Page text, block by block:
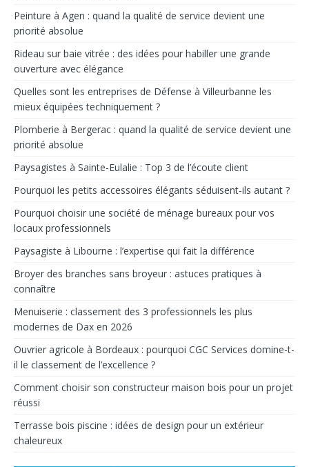
Peinture à Agen : quand la qualité de service devient une
priorité absolue
Rideau sur baie vitrée : des idées pour habiller une grande
ouverture avec élégance
Quelles sont les entreprises de Défense à Villeurbanne les
mieux équipées techniquement ?
Plomberie à Bergerac : quand la qualité de service devient une
priorité absolue
Paysagistes à Sainte-Eulalie : Top 3 de l’écoute client
Pourquoi les petits accessoires élégants séduisent-ils autant ?
Pourquoi choisir une société de ménage bureaux pour vos
locaux professionnels
Paysagiste à Libourne : l’expertise qui fait la différence
Broyer des branches sans broyeur : astuces pratiques à
connaître
Menuiserie : classement des 3 professionnels les plus
modernes de Dax en 2026
Ouvrier agricole à Bordeaux : pourquoi CGC Services domine-t-
il le classement de l’excellence ?
Comment choisir son constructeur maison bois pour un projet
réussi
Terrasse bois piscine : idées de design pour un extérieur
chaleureux